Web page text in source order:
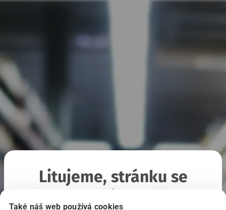
Také náš web používá cookies
Litujeme, stránku se